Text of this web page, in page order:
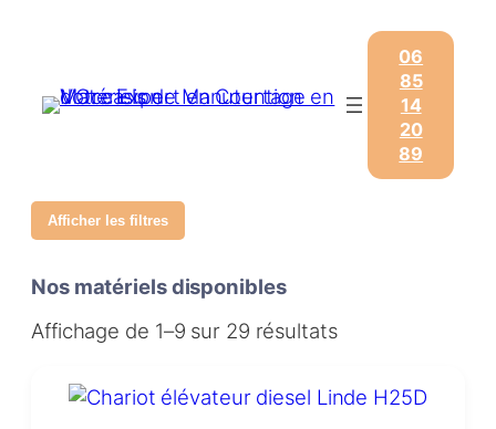
06
85
14
20
89
Afficher les filtres
Nos matériels disponibles
Affichage de 1–9 sur 29 résultats